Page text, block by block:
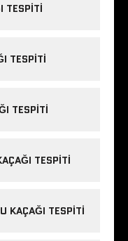
TESPITI
TESPITI
TESPITI
TESPITI
KAÇAĞI TESPITI